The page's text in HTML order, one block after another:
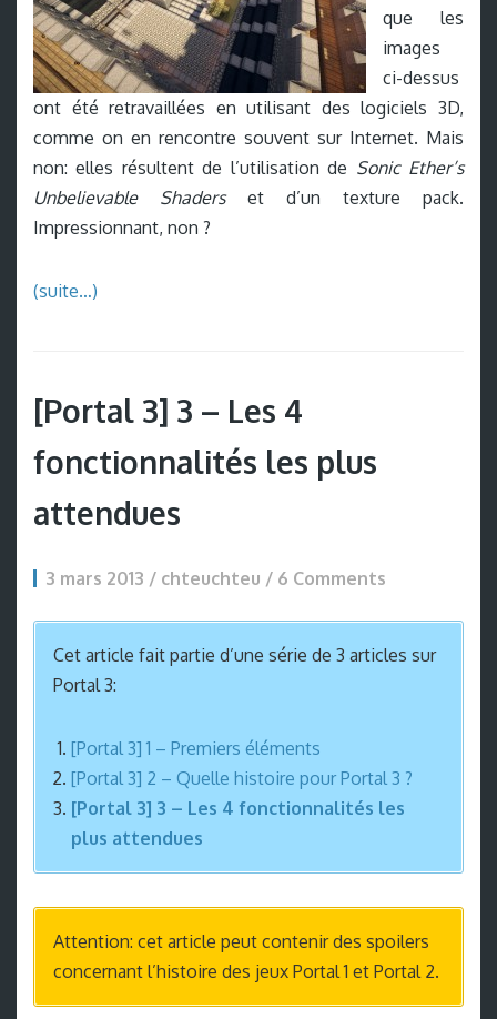
que les
images
ci-dessus
ont été retravaillées en utilisant des logiciels 3D,
comme on en rencontre souvent sur Internet. Mais
non: elles résultent de l’utilisation de Sonic Ether’s
Unbelievable Shaders
et d’un texture pack.
Impressionnant, non ?
(suite…)
[Portal 3] 3 – Les 4
fonctionnalités les plus
attendues
3 mars 2013 / chteuchteu / 6 Comments
Cet article fait partie d’une série de 3 articles sur
Portal 3:
[Portal 3] 1 – Premiers éléments
[Portal 3] 2 – Quelle histoire pour Portal 3 ?
[Portal 3] 3 – Les 4 fonctionnalités les
plus attendues
Attention: cet article peut contenir des spoilers
concernant l’histoire des jeux Portal 1 et Portal 2.